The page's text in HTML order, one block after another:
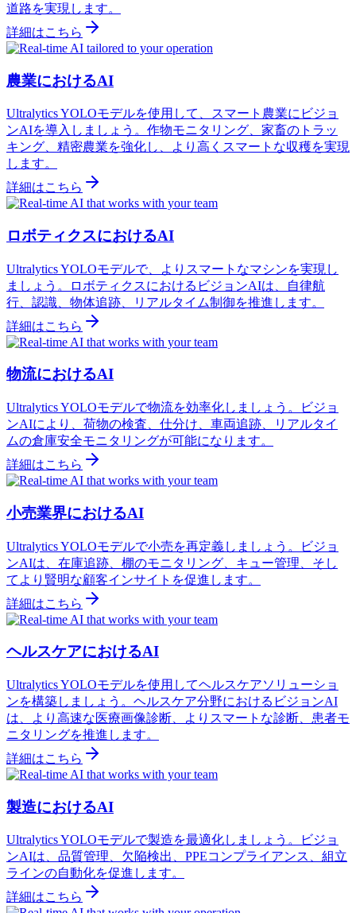
道路を実現します。
詳細はこちら
農業におけるAI
Ultralytics YOLOモデルを使用して、スマート農業にビジョ
ンAIを導入しましょう。作物モニタリング、家畜のトラッ
キング、精密農業を強化し、より高くスマートな収穫を実現
します。
詳細はこちら
ロボティクスにおけるAI
Ultralytics YOLOモデルで、よりスマートなマシンを実現し
ましょう。ロボティクスにおけるビジョンAIは、自律航
行、認識、物体追跡、リアルタイム制御を推進します。
詳細はこちら
物流におけるAI
Ultralytics YOLOモデルで物流を効率化しましょう。ビジョ
ンAIにより、荷物の検査、仕分け、車両追跡、リアルタイ
ムの倉庫安全モニタリングが可能になります。
詳細はこちら
小売業界におけるAI
Ultralytics YOLOモデルで小売を再定義しましょう。ビジョ
ンAIは、在庫追跡、棚のモニタリング、キュー管理、そし
てより賢明な顧客インサイトを促進します。
詳細はこちら
ヘルスケアにおけるAI
Ultralytics YOLOモデルを使用してヘルスケアソリューショ
ンを構築しましょう。ヘルスケア分野におけるビジョンAI
は、より高速な医療画像診断、よりスマートな診断、患者モ
ニタリングを推進します。
詳細はこちら
製造におけるAI
Ultralytics YOLOモデルで製造を最適化しましょう。ビジョ
ンAIは、品質管理、欠陥検出、PPEコンプライアンス、組立
ラインの自動化を促進します。
詳細はこちら